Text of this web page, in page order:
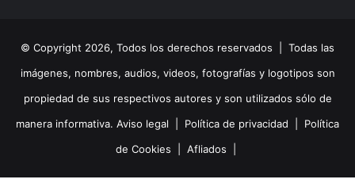
© Copyright 2026, Todos los derechos reservados | Todas las
imágenes, nombres, audios, videos, fotografías y logotipos son
propiedad de sus respectivos autores y son utilizados sólo de
manera informativa. Aviso legal Política de privacidad
Política
de Cookies
Afliados